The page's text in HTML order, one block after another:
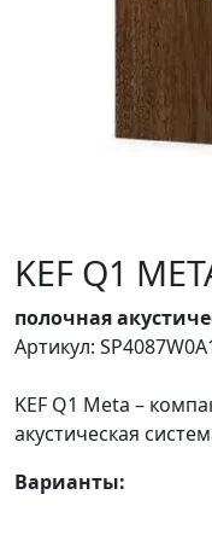
KEF Q1
полочная
Артикул:
KEF Q1 Meta –
акустическая
Варианты: